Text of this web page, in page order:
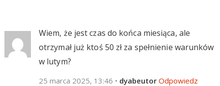
Wiem, że jest czas do końca miesiąca, ale
otrzymał już ktoś 50 zł za spełnienie warunków
w lutym?
25 marca 2025, 13:46 • dyabeutor Odpowiedz